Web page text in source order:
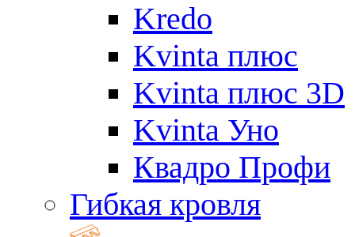
Kredo
Kvinta плюс
Kvinta плюс 3D
Kvinta Уно
Квадро Профи
Гибкая кровля